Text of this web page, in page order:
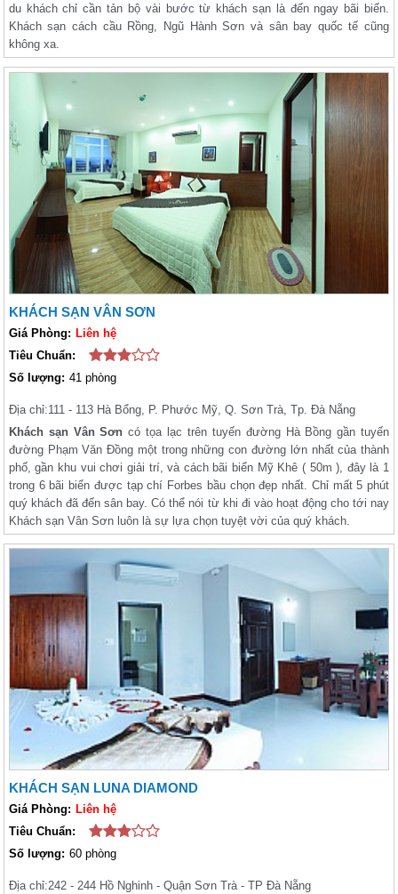
du khách chỉ cần tản bộ vài bước từ khách sạn là đến ngay bãi biển.
Khách sạn cách cầu Rồng, Ngũ Hành Sơn và sân bay quốc tế cũng
không xa.
KHÁCH SẠN VÂN SƠN
Giá Phòng: Liên hệ
Tiêu Chuẩn:
Số lượng: 41 phòng
Địa chỉ:111 - 113 Hà Bổng, P. Phước Mỹ, Q. Sơn Trà, Tp. Đà Nẵng
Khách sạn Vân Sơn có tọa lạc trên tuyến đường Hà Bồng gần tuyến
đường Phạm Văn Đồng một trong những con đường lớn nhất của thành
phố, gần khu vui chơi giải trí, và cách bãi biển Mỹ Khê ( 50m ), đây là 1
trong 6 bãi biển được tạp chí Forbes bầu chọn đẹp nhất. Chỉ mất 5 phút
quý khách đã đến sân bay. Có thể nói từ khi đi vào hoạt động cho tới nay
Khách sạn Vân Sơn luôn là sự lựa chọn tuyệt vời của quý khách.
KHÁCH SẠN LUNA DIAMOND
Giá Phòng: Liên hệ
Tiêu Chuẩn:
Số lượng: 60 phòng
Địa chỉ:242 - 244 Hồ Nghinh - Quận Sơn Trà - TP Đà Nẵng